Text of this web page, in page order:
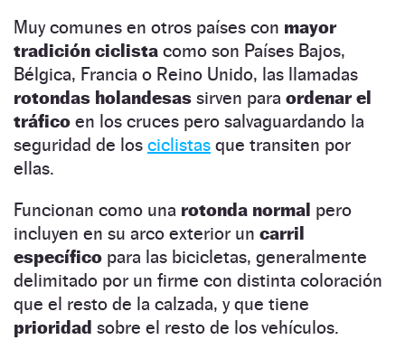
Muy comunes en otros países con mayor
tradición ciclista como son Países Bajos,
Bélgica, Francia o Reino Unido, las llamadas
rotondas holandesas sirven para ordenar el
tráfico en los cruces pero salvaguardando la
seguridad de los ciclistas que transiten por
ellas.
Funcionan como una rotonda normal pero
incluyen en su arco exterior un carril
específico para las bicicletas, generalmente
delimitado por un firme con distinta coloración
que el resto de la calzada, y que tiene
prioridad sobre el resto de los vehículos.